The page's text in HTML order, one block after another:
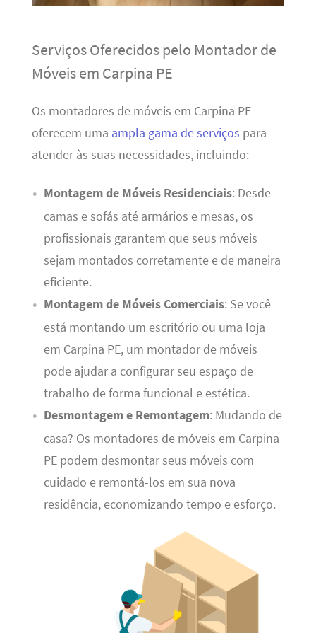
Serviços Oferecidos pelo Montador de
Móveis em Carpina PE
Os montadores de móveis em Carpina PE
oferecem uma ampla gama de serviços para
atender às suas necessidades, incluindo:
Montagem de Móveis Residenciais: Desde
camas e sofás até armários e mesas, os
profissionais garantem que seus móveis
sejam montados corretamente e de maneira
eficiente.
Montagem de Móveis Comerciais: Se você
está montando um escritório ou uma loja
em Carpina PE, um montador de móveis
pode ajudar a configurar seu espaço de
trabalho de forma funcional e estética.
Desmontagem e Remontagem: Mudando de
casa? Os montadores de móveis em Carpina
PE podem desmontar seus móveis com
cuidado e remontá-los em sua nova
residência, economizando tempo e esforço.